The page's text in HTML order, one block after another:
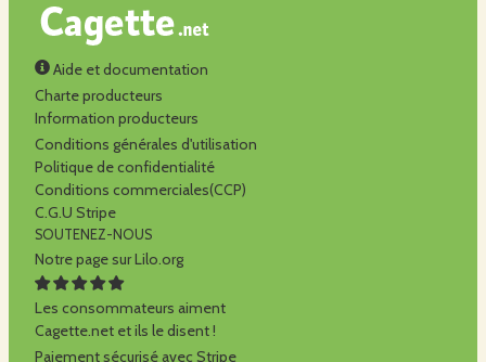
Aide et documentation
Charte producteurs
Information producteurs
Conditions générales d'utilisation
Politique de confidentialité
Conditions commerciales(CCP)
C.G.U Stripe
SOUTENEZ-NOUS
Notre page sur Lilo.org
Les consommateurs aiment
Cagette.net et ils le disent !
Paiement sécurisé avec Stripe